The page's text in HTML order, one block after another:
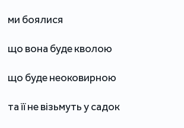
ми боялися
що вона буде кволою
що буде неоковирною
та її не візьмуть у садок